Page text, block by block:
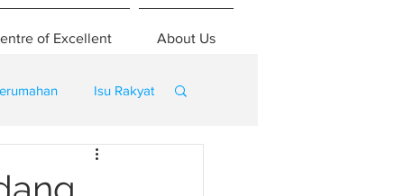
of Excellent About Us
Isu Rakyat